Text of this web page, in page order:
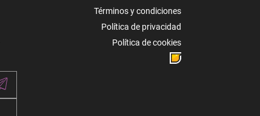
Términos y condiciones
Política de privacidad
Política de cookies